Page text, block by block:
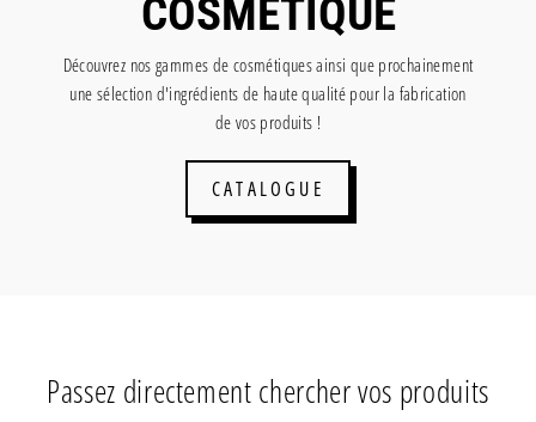
COSMÉTIQUE
Découvrez nos gammes de cosmétiques ainsi que prochainement
une sélection d'ingrédients de haute qualité pour la fabrication
de vos produits !
CATALOGUE
Passez directement chercher vos produits